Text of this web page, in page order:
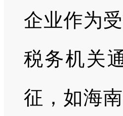
企业作为
税务机关
征，如海